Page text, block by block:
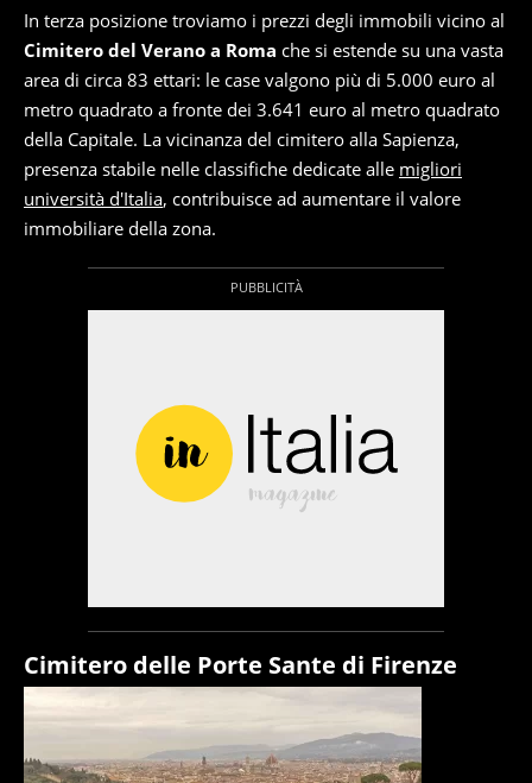
In terza posizione troviamo i prezzi degli immobili vicino al
Cimitero del Verano a Roma che si estende su una vasta
area di circa 83 ettari: le case valgono più di 5.000 euro al
metro quadrato a fronte dei 3.641 euro al metro quadrato
della Capitale. La vicinanza del cimitero alla Sapienza,
presenza stabile nelle classifiche dedicate alle migliori
università d'Italia, contribuisce ad aumentare il valore
immobiliare della zona.
Cimitero delle Porte Sante di Firenze